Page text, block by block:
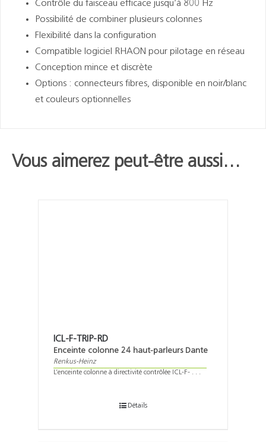
Contrôle du faisceau efficace jusqu’à 800 Hz
Possibilité de combiner plusieurs colonnes
Flexibilité dans la configuration
Compatible logiciel RHAON pour pilotage en réseau
Conception mince et discrète
Options : connecteurs fibres, disponible en noir/blanc
et couleurs optionnelles
Vous aimerez peut-être aussi…
ICL-F-TRIP-RD
Enceinte colonne 24 haut-parleurs Dante
Renkus-Heinz
L’enceinte colonne à directivité contrôlée ICL-F- . . .
Détails